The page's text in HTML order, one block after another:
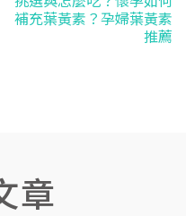
補充葉黃素？孕婦葉黃素
推薦
章